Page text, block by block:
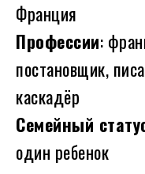
Франция
Профессии:
постановщик,
каскадёр
Семейный
один ребенок